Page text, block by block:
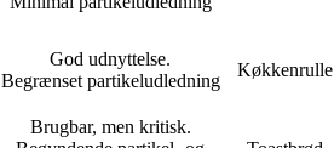
God udnyttelse.
Begrænset partikeludledning
Køkkenrulle
Brugbar, men kritisk.